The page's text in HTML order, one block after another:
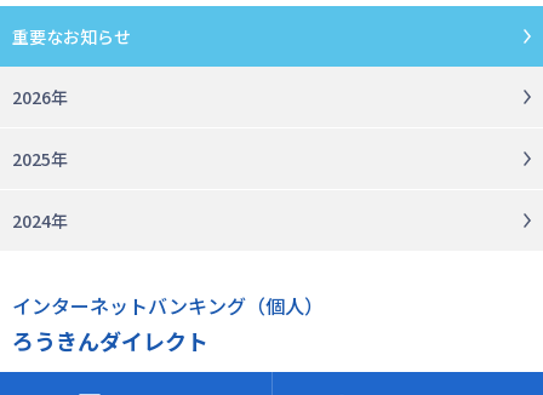
重要なお知らせ
2026年
2025年
2024年
インターネットバンキング（個人）
ろうきんダイレクト